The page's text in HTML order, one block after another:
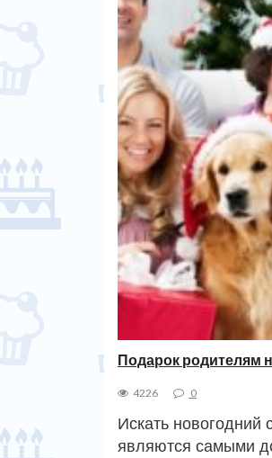
Подарок родителям
4226 0
Искать
являются самыми